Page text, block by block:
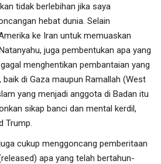
tidak berlebihan jika saya
hebat dunia. Selain
ke Iran untuk memuaskan
juga pembentukan apa yang
menghentikan pembantaian yang
di Gaza maupun Ramallah (West
yang menjadi anggota di Badan itu
sikap banci dan mental kerdil,
Trump.
cukup menggoncang pemberitaan
apa yang telah bertahun-